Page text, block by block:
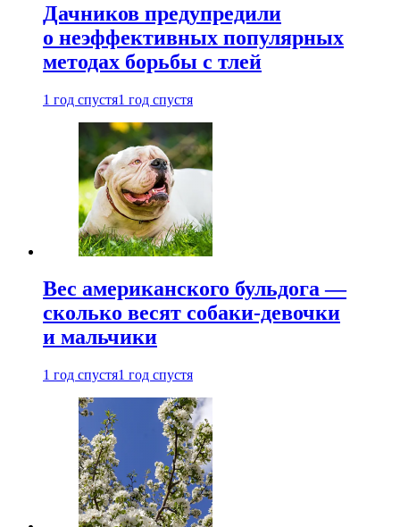
Дачников предупредили
о неэффективных популярных
методах борьбы с тлей
1 год спустя1 год спустя
Вес американского бульдога —
сколько весят собаки-девочки
и мальчики
1 год спустя1 год спустя